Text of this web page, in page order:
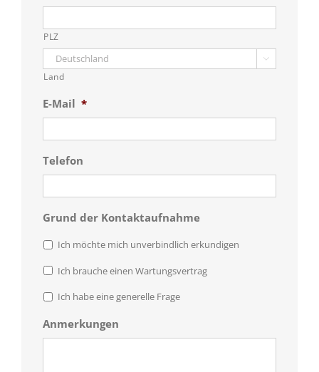
PLZ

Land
E-Mail *
Telefon
Grund der Kontaktaufnahme
Ich möchte mich unverbindlich erkundigen
Ich brauche einen Wartungsvertrag
Ich habe eine generelle Frage
Anmerkungen